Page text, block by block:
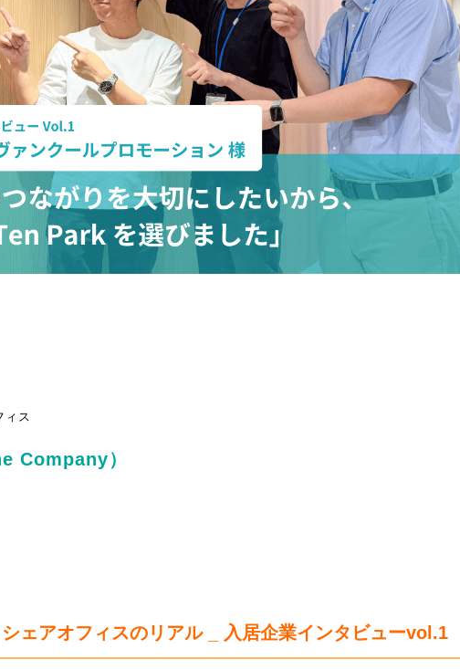
ィス
Company）
ェアオフィスのリアル _ 入居企業インタビューvol.1